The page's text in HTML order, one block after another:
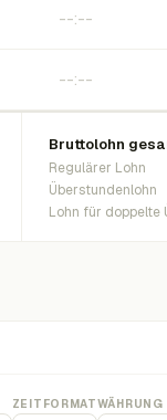
Bruttolohn
Regulärer Lohn
Überstundenlohn
Lohn für doppelte
ZEITFORMATWÄHRUNG